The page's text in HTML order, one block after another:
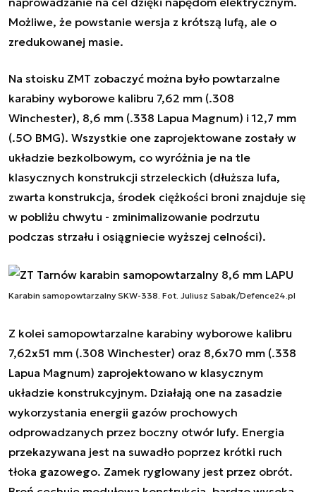
Możliwe, że powstanie wersja z krótszą lufą, ale o
zredukowanej masie.
Na stoisku ZMT zobaczyć można było powtarzalne
karabiny wyborowe kalibru 7,62 mm (.308
Winchester), 8,6 mm (.338 Lapua Magnum) i 12,7 mm
(.5O BMG). Wszystkie one zaprojektowane zostały w
układzie bezkolbowym, co wyróżnia je na tle
klasycznych konstrukcji strzeleckich (dłuższa lufa,
zwarta konstrukcja, środek ciężkości broni znajduje się
w pobliżu chwytu - zminimalizowanie podrzutu
podczas strzału i osiągniecie wyższej celności).
Karabin samopowtarzalny SKW-338. Fot. Juliusz Sabak/Defence24.pl
Z kolei samopowtarzalne karabiny wyborowe kalibru
7,62x51 mm (.308 Winchester) oraz 8,6x70 mm (.338
Lapua Magnum) zaprojektowano w klasycznym
układzie konstrukcyjnym. Działają one na zasadzie
wykorzystania energii gazów prochowych
odprowadzanych przez boczny otwór lufy. Energia
przekazywana jest na suwadło poprzez krótki ruch
tłoka gazowego. Zamek ryglowany jest przez obrót.